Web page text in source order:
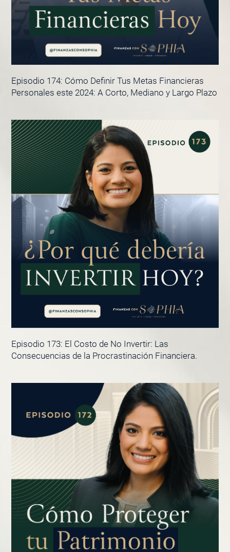
Episodio 174: Cómo Definir Tus Metas Financieras
Personales este 2024: A Corto, Mediano y Largo Plazo
Episodio 173: El Costo de No Invertir: Las
Consecuencias de la Procrastinación Financiera.